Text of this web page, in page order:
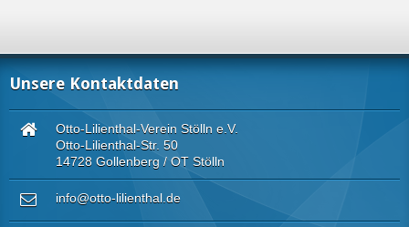
Unsere Kontaktdaten
Otto-Lilienthal-Verein Stölln e.V.
Otto-Lilienthal-Str. 50
14728 Gollenberg / OT Stölln
info@otto-lilienthal.de